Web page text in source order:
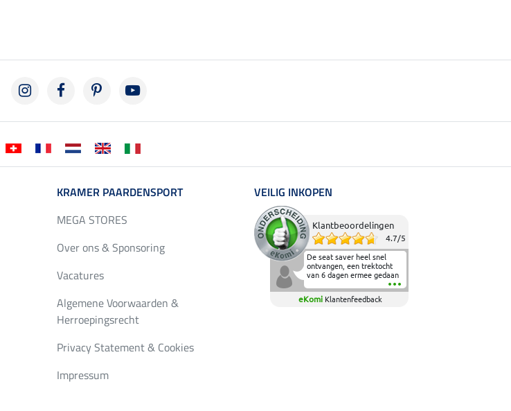
KRAMER PAARDENSPORT
MEGA STORES
Over ons & Sponsoring
Vacatures
Algemene Voorwaarden &
Herroepingsrecht
Privacy Statement & Cookies
Impressum
VEILIG INKOPEN
Klantbeoordelingen
4.7/5
De seat saver heel snel
ontvangen, een trektocht
van 6 dagen ermee gedaan
en deze heeft de beproeving
fantastisch doorstaan.
Heerlijk zacht om op te
eKomi Klantenfeedback